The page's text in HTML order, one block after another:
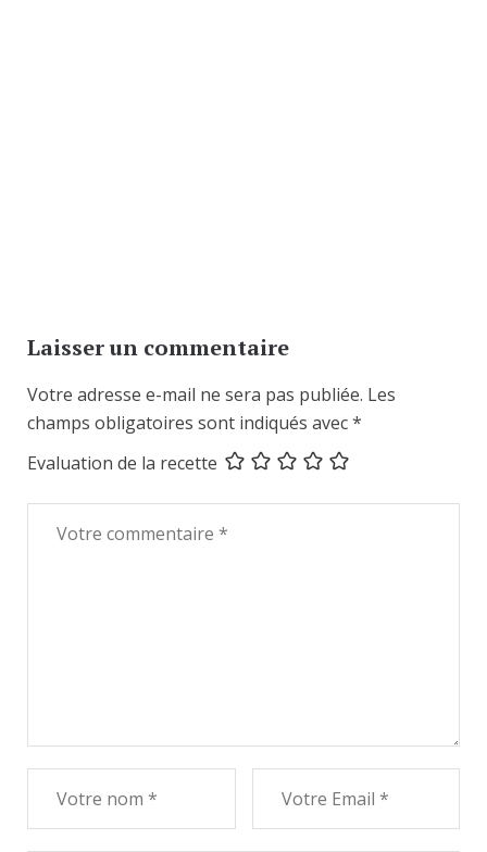
Laisser un commentaire
Votre adresse e-mail ne sera pas publiée. Les
champs obligatoires sont indiqués avec*
Evaluation de la recette